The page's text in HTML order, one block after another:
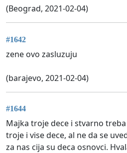
(Beograd, 2021-02-04)
#1642
zene ovo zasluzuju
(barajevo, 2021-02-04)
#1644
Majka troje dece i stvarno
troje i vise dece, al ne da se
za nas cija su deca osnovci.